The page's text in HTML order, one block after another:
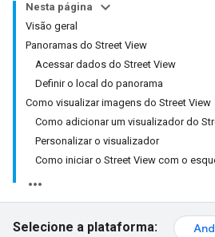
Nesta página
Visão geral
Panoramas do Street View
Acessar dados do Street View
Definir o local do panorama
Como visualizar imagens do Street View
Como adicionar um visualizador do
Personalizar o visualizador
Como iniciar o Street View com o
Selecione a plataforma: